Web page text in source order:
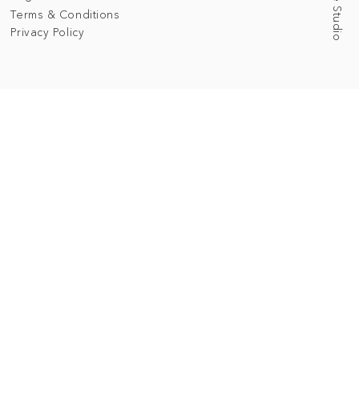
Terms & Conditions
Privacy Policy